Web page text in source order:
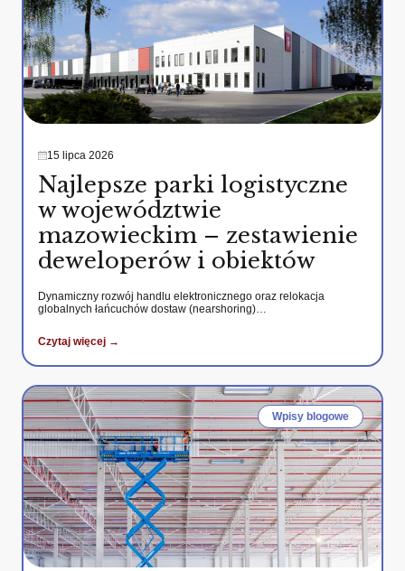
15 lipca 2026
Najlepsze parki logistyczne
w województwie
mazowieckim – zestawienie
deweloperów i obiektów
Dynamiczny rozwój handlu elektronicznego oraz relokacja
globalnych łańcuchów dostaw (nearshoring)…
Czytaj więcej →
Wpisy blogowe